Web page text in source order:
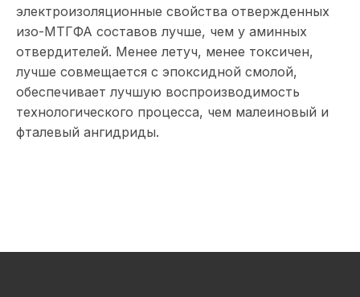
электроизоляционные свойства отвержденных
изо-МТГФА составов лучше, чем у аминных
отвердителей. Менее летуч, менее токсичен,
лучше совмещается с эпоксидной смолой,
обеспечивает лучшую воспроизводимость
технологического процесса, чем малеиновый и
фталевый ангидриды.